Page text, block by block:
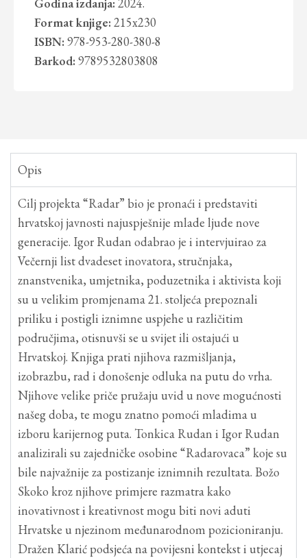
Format knjige: 215x230
ISBN: 978-953-280-380-8
Barkod: 9789532803808
Opis
Cilj projekta “Radar” bio je pronaći i predstaviti
hrvatskoj javnosti najuspješnije mlade ljude nove
generacije. Igor Rudan odabrao je i intervjuirao za
Večernji list dvadeset inovatora, stručnjaka,
znanstvenika, umjetnika, poduzetnika i aktivista koji
su u velikim promjenama 21. stoljeća prepoznali
priliku i postigli iznimne uspjehe u različitim
područjima, otisnuvši se u svijet ili ostajući u
Hrvatskoj. Knjiga prati njihova razmišljanja,
izobrazbu, rad i donošenje odluka na putu do vrha.
Njihove velike priče pružaju uvid u nove mogućnosti
našeg doba, te mogu znatno pomoći mladima u
izboru karijernog puta. Tonkica Rudan i Igor Rudan
analizirali su zajedničke osobine “Radarovaca” koje su
bile najvažnije za postizanje iznimnih rezultata. Božo
Skoko kroz njihove primjere razmatra kako
inovativnost i kreativnost mogu biti novi aduti
Hrvatske u njezinom međunarodnom pozicioniranju.
Dražen Klarić podsjeća na povijesni kontekst i utjecaj